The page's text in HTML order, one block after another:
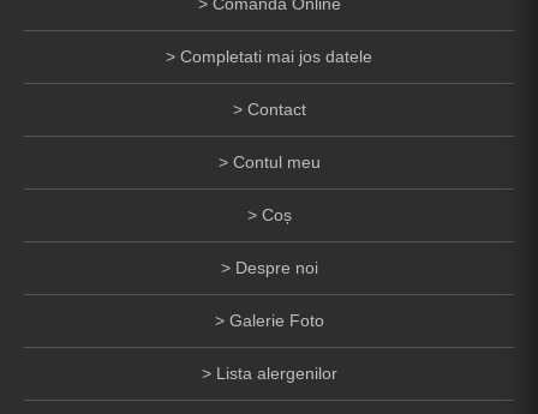
Completati mai jos datele
Contact
Contul meu
Coș
Despre noi
Galerie Foto
Lista alergenilor